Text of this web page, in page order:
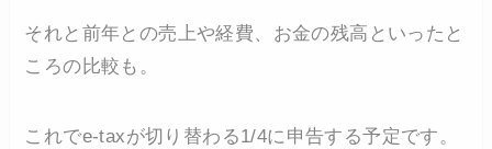
それと前年との売上や経費、お金の残高といったと
ころの比較も。
これでe-taxが切り替わる1/4に申告する予定です。